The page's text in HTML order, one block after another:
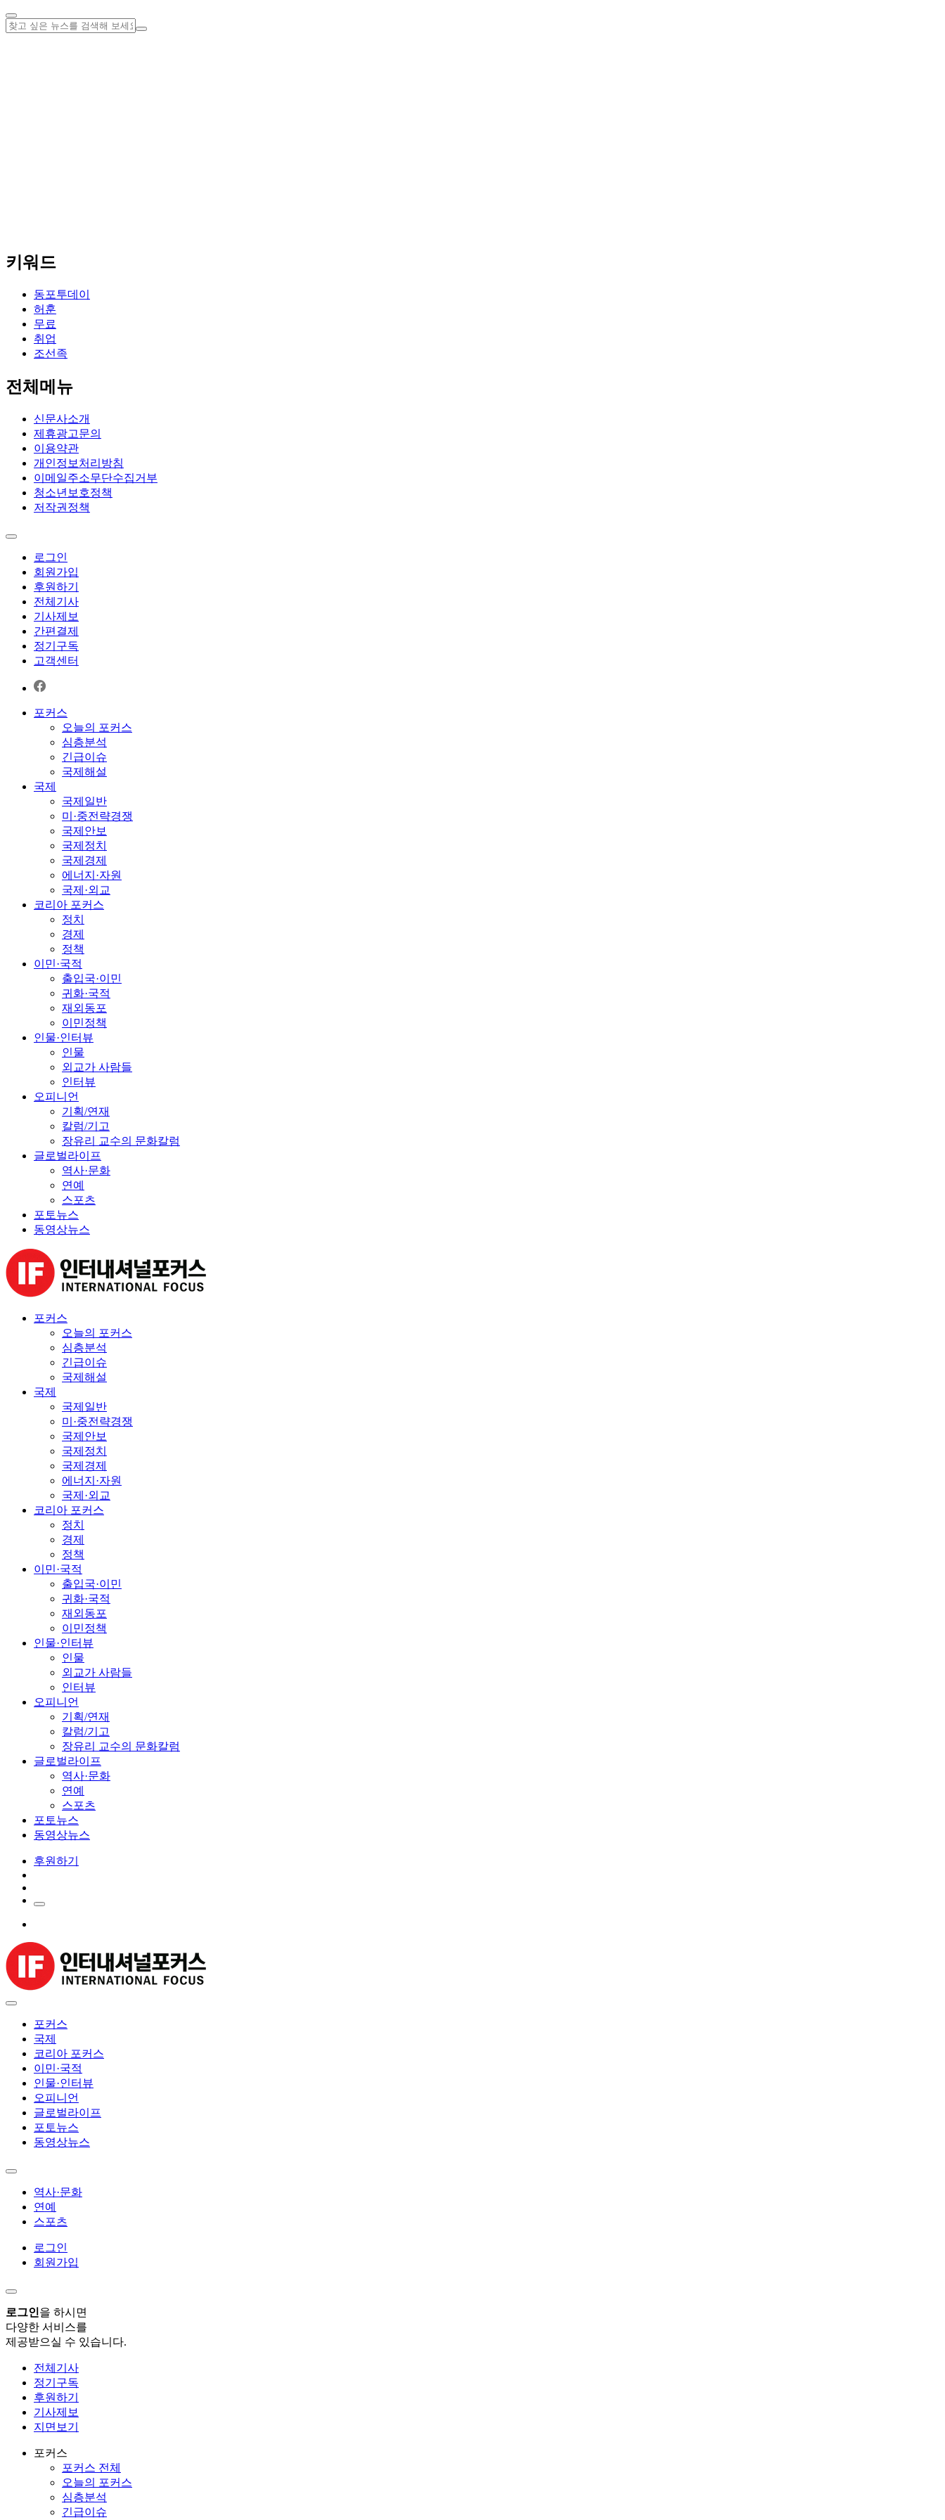
키워드
동포투데이
허훈
무료
취업
조선족
전체메뉴
신문사소개
제휴광고문의
이용약관
개인정보처리방침
이메일주소무단수집거부
청소년보호정책
저작권정책
로그인
회원가입
후원하기
전체기사
기사제보
간편결제
정기구독
고객센터
포커스
오늘의 포커스
심층분석
긴급이슈
국제해설
국제
국제일반
미·중전략경쟁
국제안보
국제정치
국제경제
에너지·자원
국제·외교
코리아 포커스
정치
경제
정책
이민·국적
출입국·이민
귀화·국적
재외동포
이민정책
인물·인터뷰
인물
외교가 사람들
인터뷰
오피니언
기획/연재
칼럼/기고
장유리 교수의 문화칼럼
글로벌라이프
역사·문화
연예
스포츠
포토뉴스
동영상뉴스
포커스
오늘의 포커스
심층분석
긴급이슈
국제해설
국제
국제일반
미·중전략경쟁
국제안보
국제정치
국제경제
에너지·자원
국제·외교
코리아 포커스
정치
경제
정책
이민·국적
출입국·이민
귀화·국적
재외동포
이민정책
인물·인터뷰
인물
외교가 사람들
인터뷰
오피니언
기획/연재
칼럼/기고
장유리 교수의 문화칼럼
글로벌라이프
역사·문화
연예
스포츠
포토뉴스
동영상뉴스
후원하기
포커스
국제
코리아 포커스
이민·국적
인물·인터뷰
오피니언
글로벌라이프
포토뉴스
동영상뉴스
역사·문화
연예
스포츠
로그인
회원가입
로그인을 하시면
다양한 서비스를
제공받으실 수 있습니다.
전체기사
정기구독
후원하기
기사제보
지면보기
포커스
포커스 전체
오늘의 포커스
심층분석
긴급이슈